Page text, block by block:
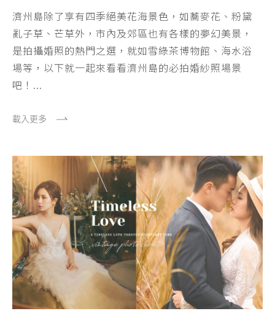
載入更多
濟州島除了享有四季絕美花海景色，如蕎麥花、粉黛
亂子草、芒草外，市內及郊區也有各樣的夢幻美景，
是拍攝婚照的熱門之選，就如雪綠茶博物館、海水浴
場等，以下就一起來看看濟州島的必拍婚紗照場景
吧！...